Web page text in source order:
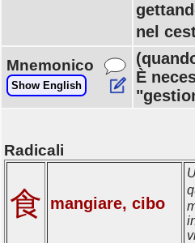
nel
Mnemonico
Show English
È
Radicali
食 mangiare, cibo